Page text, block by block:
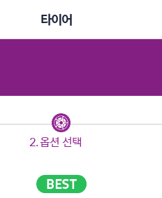
타이어
2. 옵션 선택